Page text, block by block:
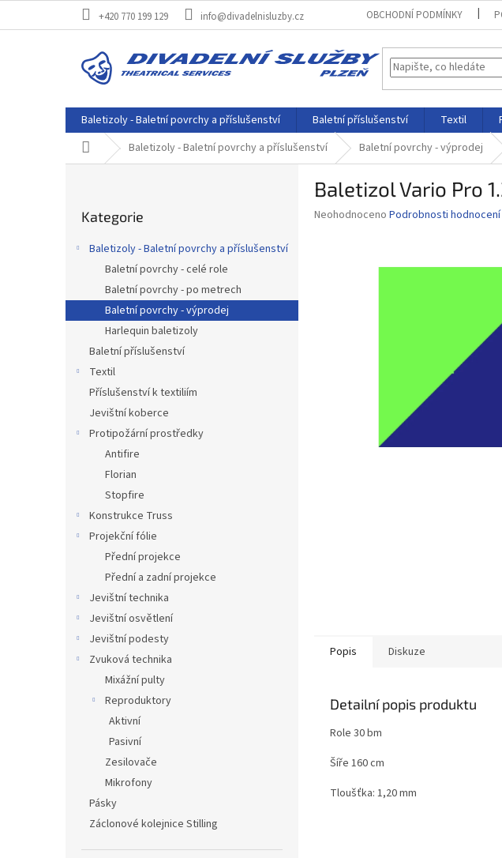
+420 770 199 129 info@divadelnisluzby.cz OBCHODNÍ PODMÍNKY
Baletizoly - Baletní povrchy a příslušenství Baletní příslušenství Textil
Domů Baletizoly - Baletní povrchy a příslušenství Baletní povrchy - výprodej
kategorie
Kategorie
Baletizoly - Baletní povrchy a příslušenství
Baletní povrchy - celé role
Baletní povrchy - po metrech
Baletní povrchy - výprodej
Harlequin baletizoly
Baletní příslušenství
Textil
Příslušenství k textiliím
Jevištní koberce
Protipožární prostředky
Antifire
Florian
Stopfire
Konstrukce Truss
Projekční fólie
Přední projekce
Přední a zadní projekce
Jevištní technika
Jevištní osvětlení
Jevištní podesty
Zvuková technika
Mixážní pulty
Reproduktory
Aktivní
Pasivní
Zesilovače
Mikrofony
Pásky
Záclonové kolejnice Stilling
Baletizol Vario Pro
Průměrné
Neohodnoceno Podrobnosti hodnocení
Popis Diskuze
Detailní popis produktu
Role 30 bm
Šíře 160 cm
Tloušťka: 1,20 mm